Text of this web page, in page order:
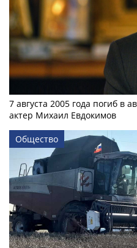
7 августа 2005 года погиб в
актер Михаил Евдокимов
Общество